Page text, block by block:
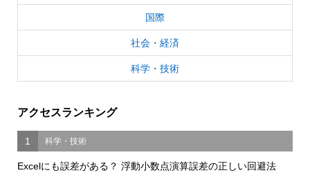
国際
社会・経済
科学・技術
アクセスランキング
1 科学・技術
Excelにも誤差がある？ 浮動小数点演算誤差の正しい回避法